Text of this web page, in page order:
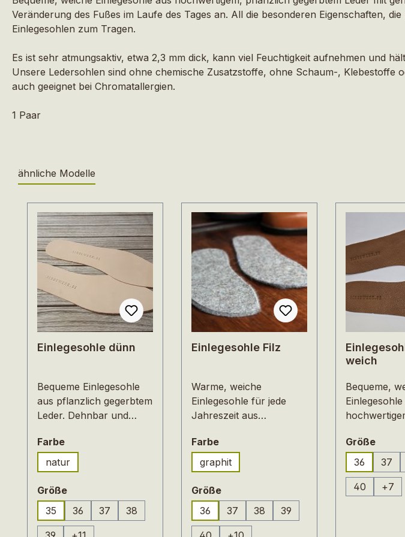
Veränderung des Fußes im Laufe des Tages an. All die besonderen Eigenschaften,
Einlegesohlen zum Tragen.
Es ist sehr atmungsaktiv, etwa 2,3 mm dick, kann viel Feuchtigkeit aufnehmen und
Unsere Ledersohlen sind ohne chemische Zusatzstoffe, ohne Schaum-,
auch geeignet bei Chromatallergien.
1 Paar
ähnliche Modelle
Einlegesohle dünn
Bequeme Einlegesohle
aus pflanzlich gegerbtem
Leder. Dehnbar und
das Leder der
natürlichen Veränderung
des Fußes im Laufe des
Tages an, es wärmt und
schützt. All die
besonderen
Eigenschaften, die
Farbeauswählen
natur
Größeauswählen
35
36 37 38
Einlegesohle Filz
Warme, weiche
Einlegesohle für jede
Jahreszeit aus
hergestelltem, etwa 5
mm dicken Filz. Filz ist
ein natürliches Material
angenehm auf der Haut,
atmungsaktiv und
feuchtigkeitsregulierend.
Es kann große Mengen
Farbeauswählen
graphit
Größeauswählen
36
37 38 39
weich
Bequeme,
Einlegesohle
genarbter
Dehnbar und
geschmeidig
das Leder der
Größe
36
37
40 +7